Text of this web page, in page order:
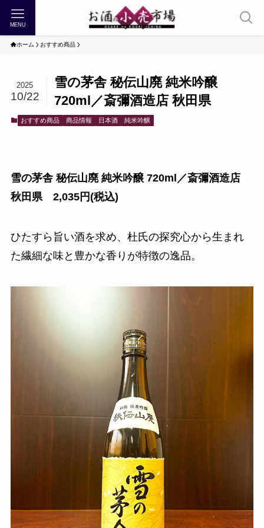
MENU
ホーム おすすめ商品
雪の茅舎 秘伝山廃 純米吟醸
720ml／斎彌酒造店 秋田県
2025
10/22
おすすめ商品 商品情報 日本酒 純米吟醸
雪の茅舎 秘伝山廃 純米吟醸 720ml／斎彌酒造店
秋田県 2,035円(税込)
ひたすら旨い酒を求め、杜氏の探究心から生まれ
た繊細な味と豊かな香りが特徴の逸品。